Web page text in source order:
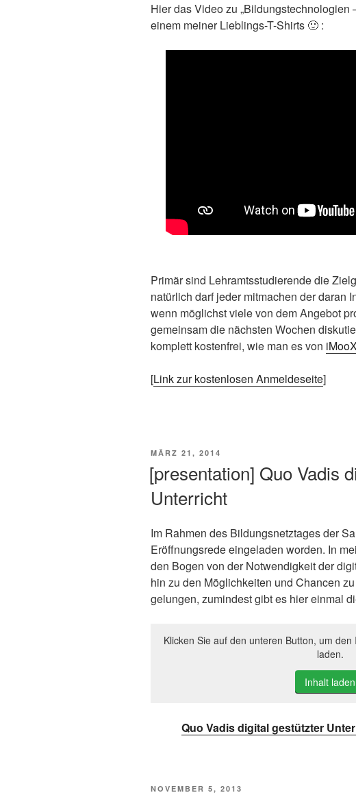
Hier das Video zu „Bildungstechnologien
einem meiner Lieblings-T-Shirts 🙂 :
Primär sind Lehramtsstudierende die
natürlich darf jeder mitmachen der daran
wenn möglichst viele von dem Angebot
gemeinsam die nächsten Wochen
komplett kostenfrei, wie man es von
[Link zur kostenlosen Anmeldeseite]
VERÖFFENTLICHT
MÄRZ 21, 2014
[presentation] Quo Vadis
Unterricht
Im Rahmen des Bildungsnetztages der
Eröffnungsrede eingeladen worden. In
den Bogen von der Notwendigkeit der
hin zu den Möglichkeiten und Chancen
gelungen, zumindest gibt es hier einmal
Klicken Sie auf den unteren Button, um
laden.
Inhalt laden
Quo Vadis digital gestützter
VERÖFFENTLICHT
NOVEMBER 5, 2013